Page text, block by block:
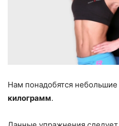
Нам понадобятся небольшие
килограмм.